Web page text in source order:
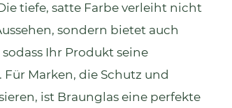
tiefe, satte Farbe verleiht nicht
sondern bietet auch
Ihr Produkt seine
Marken, die Schutz und
ist Braunglas eine perfekte